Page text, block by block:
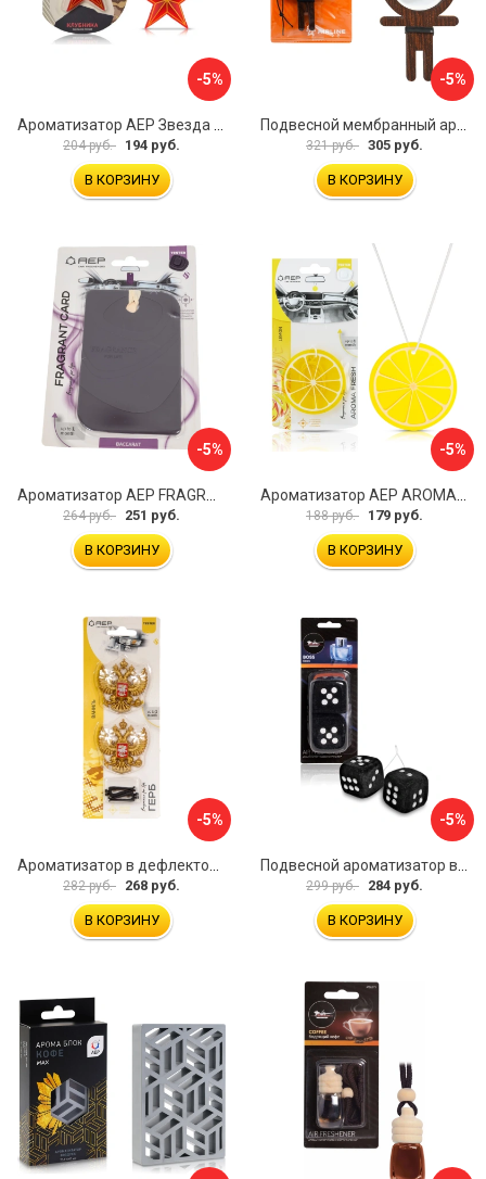
-5%
204 руб. 194 руб.
В КОРЗИНУ
-5%
321 руб. 305 руб.
В КОРЗИНУ
-5%
264 руб. 251 руб.
В КОРЗИНУ
-5%
188 руб. 179 руб.
В КОРЗИНУ
-5%
282 руб. 268 руб.
В КОРЗИНУ
-5%
299 руб. 284 руб.
В КОРЗИНУ